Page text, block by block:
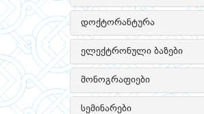
დოქტორანტურა
ელექტრონული ბაზები
მონოგრაფიები
სემინარები